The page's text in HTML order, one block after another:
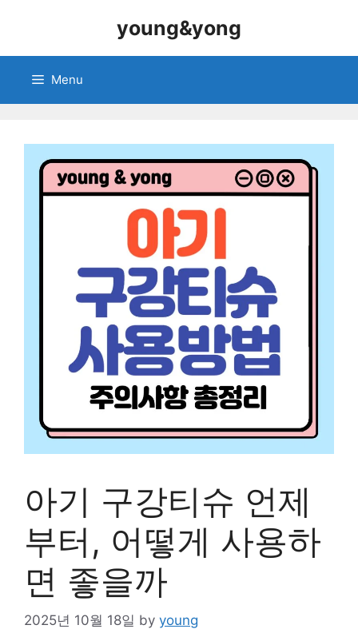
young&yong
Menu
아기 구강티슈 언제
부터, 어떻게 사용하
면 좋을까
2025년 10월 18일 by young